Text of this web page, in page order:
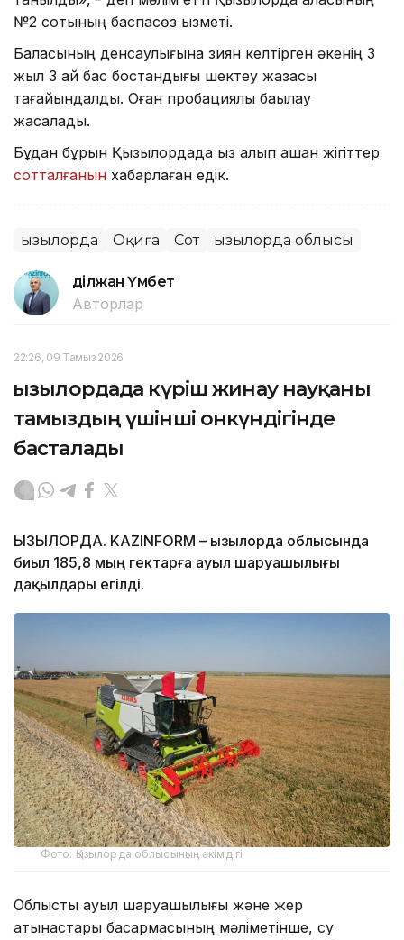
№2 сотының баспасөз қызметі.
Баласының денсаулығына зиян келтірген әкенің 3
жыл 3 ай бас бостандығы шектеу жазасы
тағайындалды. Оған пробациялық бақылау
жасалады.
Бұдан бұрын Қызылордада қыз алып қашқан жігіттер
сотталғанын хабарлаған едік.
Қызылорда Оқиға Сот Қызылорда облысы
Әділжан Үмбет
Авторлар
22:26, 09 Тамыз 2026
Қызылордада күріш жинау науқаны
тамыздың үшінші онкүндігінде
басталады
ҚЫЗЫЛОРДА. KAZINFORM – Қызылорда облысында
биыл 185,8 мың гектарға ауыл шаруашылығы
дақылдары егілді.
Фото: Қызылорда облысының әкімдігі
Облыстық ауыл шаруашылығы және жер
қатынастары басқармасының мәліметінше, су